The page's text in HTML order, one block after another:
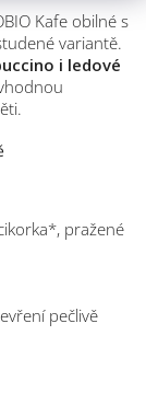
Kafe obilné s
variantě.
i ledové
pražené
pečlivě